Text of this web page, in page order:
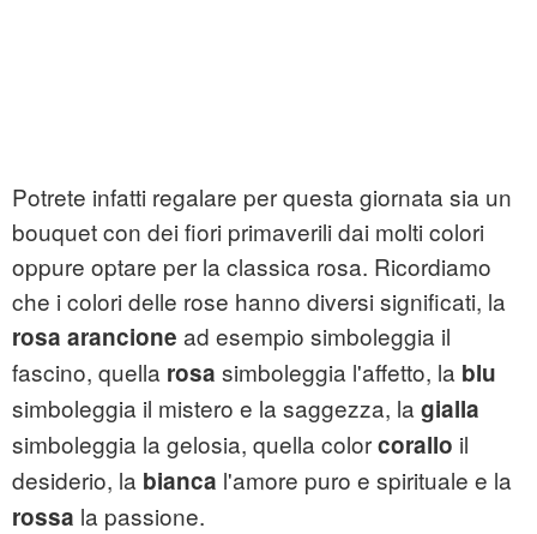
Potrete infatti regalare per questa giornata sia un
bouquet con dei fiori primaverili dai molti colori
oppure optare per la classica rosa. Ricordiamo
che i colori delle rose hanno diversi significati, la
rosa arancione ad esempio simboleggia il
fascino, quella rosa simboleggia l'affetto, la blu
simboleggia il mistero e la saggezza, la gialla
simboleggia la gelosia, quella colorcorallo il
desiderio, la bianca l'amore puro e spirituale e la
rossa la passione.